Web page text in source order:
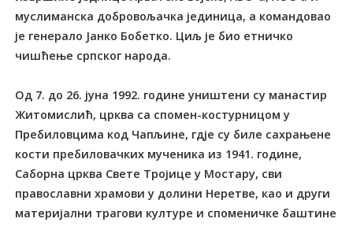
муслиманска добровољачка јединица, а командовао
је генерало Јанко Бобетко. Циљ је био етничко
чишћење српског народа.
Од 7. до 26. јуна 1992. године уништени су манастир
Житомислић, црква са спомен-костурницом у
Пребиловцима код Чапљине, гдје су биле сахрањене
кости пребиловачких мученика из 1941. године,
Саборна црква Свете Тројице у Мостару, сви
православни храмови у долини Неретве, као и други
материјални трагови културе и споменичке баштине